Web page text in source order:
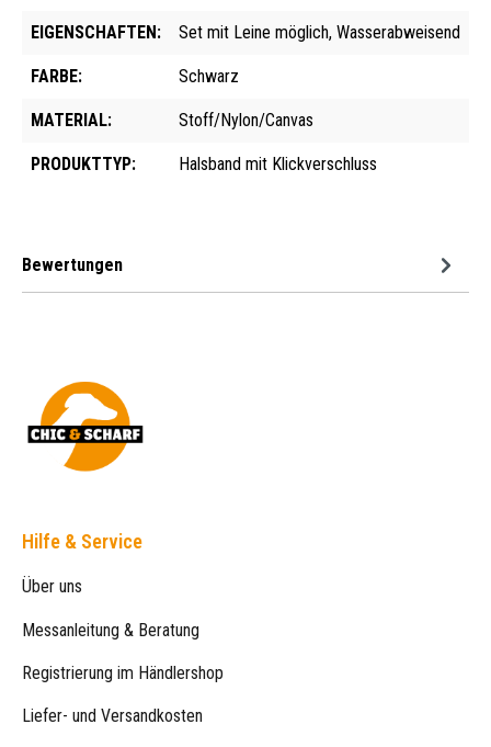
EIGENSCHAFTEN: Set mit Leine möglich, Wasserabweisend
FARBE: Schwarz
MATERIAL: Stoff/Nylon/Canvas
PRODUKTTYP: Halsband mit Klickverschluss
Bewertungen
Hilfe & Service
Über uns
Messanleitung & Beratung
Registrierung im Händlershop
Liefer- und Versandkosten